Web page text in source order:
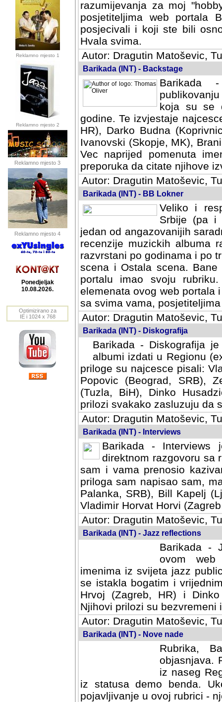
Reklamno mjesto 1
Reklamno mjesto 2
Reklamno mjesto 3
Reklamno mjesto 4
Ponedjeljak
10.08.2026.
Optimizirano za
IE i 1024 x 768
razumijevanja za moj
posjetiteljima web portala
posjecivali i koji ste bili
Hvala svima.
Autor: Dragutin Matoševic,
Barikada (INT) - Backstage
Barikada
koja su se
godine. Te izvjestaje
HR), Darko Budna
Ivanovski (Skopje, MK),
Vec naprijed pomenuta
preporuka da citate njihove
Autor: Dragutin Matoševic,
Barikada (INT) - BB Lokner
Veliko i
Srbije (pa i
jedan od angazovanijih
recenzije muzickih albuma
razvrstani po godinama i po
scena i Ostala scena.
portalu imao svoju
elemenata ovog web portala
sa svima vama,
Autor: Dragutin Matoševic,
Barikada (INT) - Diskografija
Barikada - Diskografija
albumi izdati u Regionu
priloge su najcesce pisali:
Popovic (Beograd, SRB),
(Tuzla, BiH), Dinko
prilozi svakako zasluzuju da
Autor: Dragutin Matoševic,
Barikada (INT) - Interviews
Barikada -
direktnom razgovoru sa
sam i vama prenosio
priloga sam napisao sam,
Palanka, SRB), Bill Kapelj
Vladimir Horvat Horvi
Autor: Dragutin Matoševic,
Barikada (INT) - Jazz reflections
Barikada -
ovom web
imenima iz svijeta jazz
se istakla bogatim i
Hrvoj (Zagreb, HR) i
Njihovi prilozi su bezvremeni
Autor: Dragutin Matoševic,
Barikada (INT) - Nove nade
Rubrika,
objasnjava.
iz naseg
iz statusa demo benda.
pojavljivanje u ovoj rubrici -